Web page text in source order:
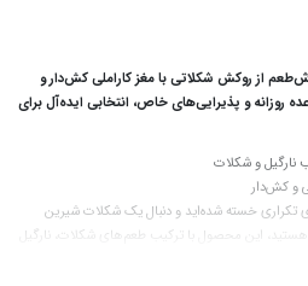
از روکش شکلاتی با مغز کاراملی کش‌دار و
روزانه و پذیرایی‌های خاص، انتخابی ایده‌آل برای
نارگیل و شکلات
و کش‌دار
تکراری خسته شده‌اید و دنبال یک شکلات شیرین
هستید، این محصول با ترکیب طعم‌های شکلات، نارگیل
بوده و پذیرایی شما را شیک‌تر نشان می‌دهد.